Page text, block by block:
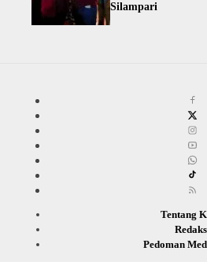
Silampari
Tentang
Pedoman